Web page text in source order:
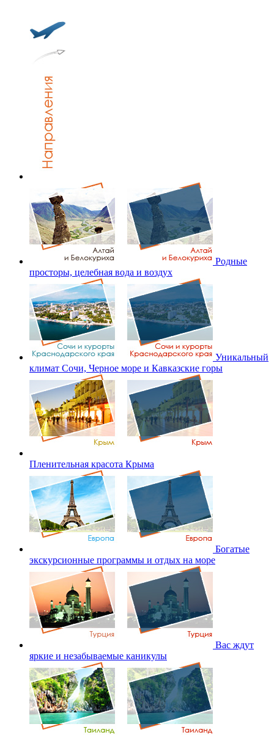
Родные
просторы, целебная вода и воздух
Уникальный
климат Сочи, Черное море и Кавказские горы
Пленительная красота Крыма
Богатые
экскурсионные программы и отдых на море
Вас ждут
яркие и незабываемые каникулы